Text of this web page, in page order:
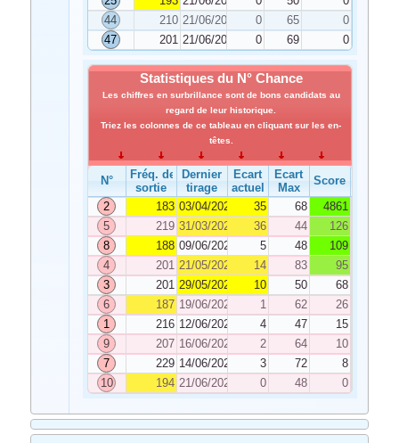
44
210 21/06/2021 0 65
0
47
201 21/06/2021 0 69 0
Statistiques du N° Chance
Les chiffres en surbrillance sont de bons candidats au
regard de leur historique.
Triez les colonnes de ce tableau en cliquant sur les en-
têtes.
N°
Fréq. de
sortie
Dernier
tirage
Ecart
actuel
Ecart
Max
Score
2
183 03/04/2021 35 68
4861
5
219 31/03/2021 36 44
126
8
188 09/06/2021 5 48
109
4
201 21/05/2021 14 83
95
3
201 29/05/2021 10 50
68
6
187 19/06/2021 1 62
26
1
216 12/06/2021 4 47
15
9
207 16/06/2021 2 64
10
7
229 14/06/2021 3 72
8
10
194 21/06/2021 0 48 0